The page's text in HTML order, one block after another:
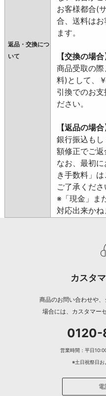
返品・交換につ
いて
お客様都合(
合、送料は
ます。
【交換の場合
商品受取の
料)として、
引換でのお
ださい。
【返品の場合
銀行振込も
額修正でご返
なお、最初
き手数料」
ご了承くださ
※「現金」ま
対応出来かね
カスタ
商品のお問い合わせや
場合には、カスタマー
営業時間：平日
※土日祝祭日お
電